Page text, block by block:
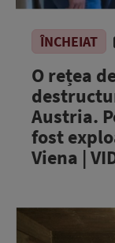
ÎNCHEIAT
O rețea
Austria.
fost
Viena |